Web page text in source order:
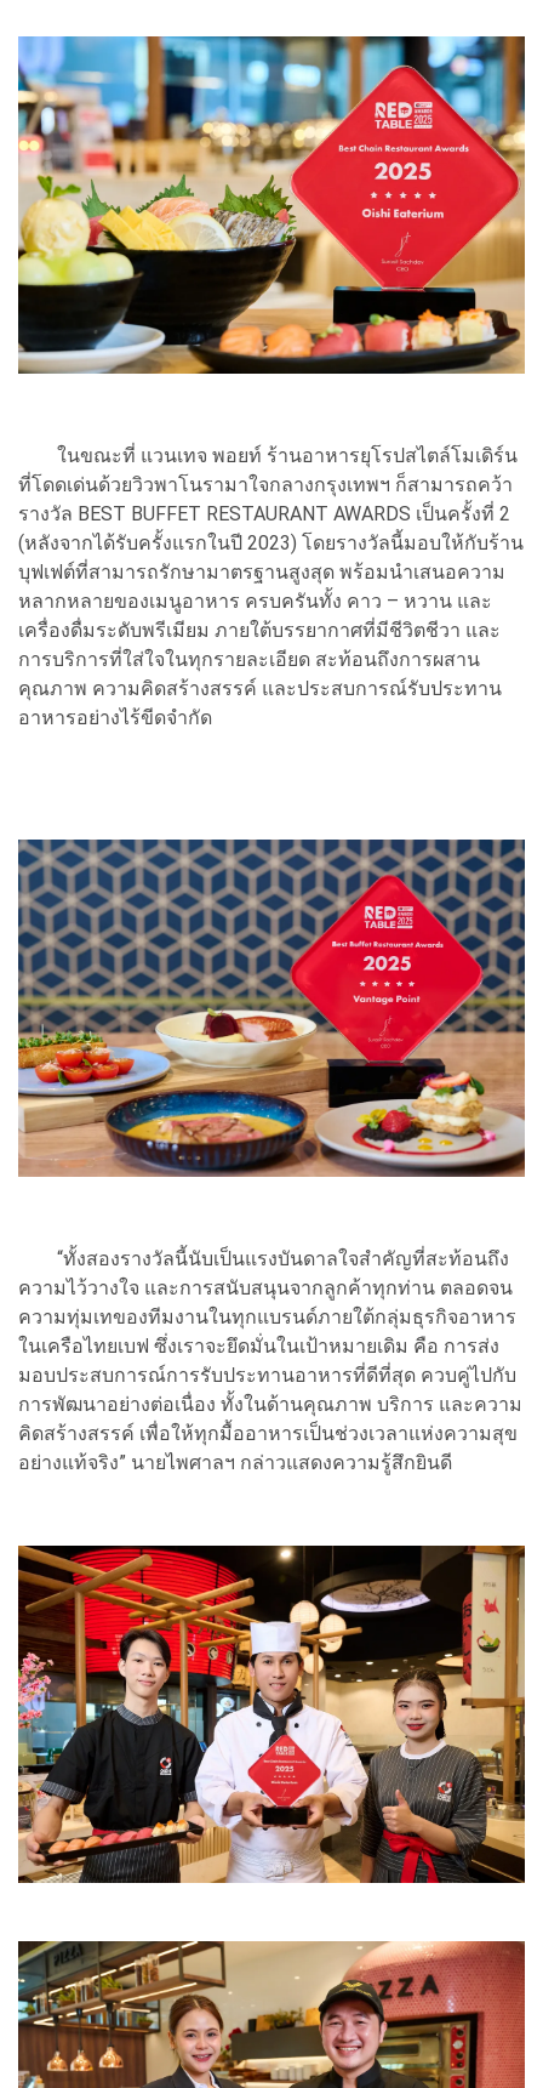
ในขณะที่ แวนเทจ พอยท์ ร้านอาหารยุโรปสไตล์โมเดิร์น
ที่โดดเด่นด้วยวิวพาโนรามาใจกลางกรุงเทพฯ ก็สามารถคว้า
รางวัล BEST BUFFET RESTAURANT AWARDS เป็นครั้งที่ 2
(หลังจากได้รับครั้งแรกในปี 2023) โดยรางวัลนี้มอบให้กับร้าน
บุฟเฟต์ที่สามารถรักษามาตรฐานสูงสุด พร้อมนำเสนอความ
หลากหลายของเมนูอาหาร ครบครันทั้ง คาว – หวาน และ
เครื่องดื่มระดับพรีเมียม ภายใต้บรรยากาศที่มีชีวิตชีวา และ
การบริการที่ใส่ใจในทุกรายละเอียด สะท้อนถึงการผสาน
คุณภาพ ความคิดสร้างสรรค์ และประสบการณ์รับประทาน
อาหารอย่างไร้ขีดจำกัด
“ทั้งสองรางวัลนี้นับเป็นแรงบันดาลใจสำคัญที่สะท้อนถึง
ความไว้วางใจ และการสนับสนุนจากลูกค้าทุกท่าน ตลอดจน
ความทุ่มเทของทีมงานในทุกแบรนด์ภายใต้กลุ่มธุรกิจอาหาร
ในเครือไทยเบฟ ซึ่งเราจะยึดมั่นในเป้าหมายเดิม คือ การส่ง
มอบประสบการณ์การรับประทานอาหารที่ดีที่สุด ควบคู่ไปกับ
การพัฒนาอย่างต่อเนื่อง ทั้งในด้านคุณภาพ บริการ และความ
คิดสร้างสรรค์ เพื่อให้ทุกมื้ออาหารเป็นช่วงเวลาแห่งความสุข
อย่างแท้จริง” นายไพศาลฯ กล่าวแสดงความรู้สึกยินดี